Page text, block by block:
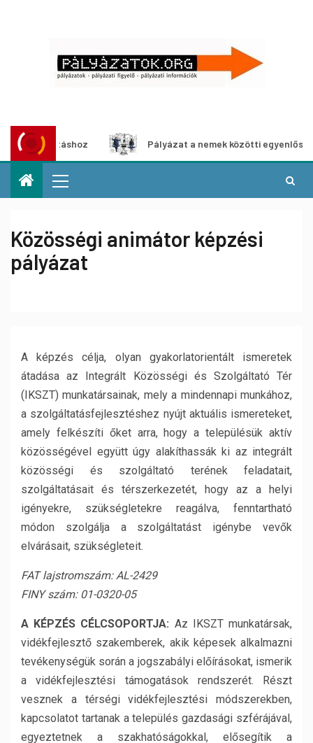
Pályázat a nemek közötti egyenlőség európai
Közösségi animátor képzési
pályázat
A képzés célja, olyan gyakorlatorientált ismeretek
átadása az Integrált Közösségi és Szolgáltató Tér
(IKSZT) munkatársainak, mely a mindennapi munkához,
a szolgáltatásfejlesztéshez nyújt aktuális ismereteket,
amely felkészíti őket arra, hogy a településük aktív
közösségével együtt úgy alakíthassák ki az integrált
közösségi és szolgáltató terének feladatait,
szolgáltatásait és térszerkezetét, hogy az a helyi
igényekre, szükségletekre reagálva, fenntartható
módon szolgálja a szolgáltatást igénybe vevők
elvárásait, szükségleteit.
FAT lajstromszám: AL-2429
FINY szám: 01-0320-05
A KÉPZÉS CÉLCSOPORTJA: Az IKSZT munkatársak,
vidékfejlesztő szakemberek, akik képesek alkalmazni
tevékenységük során a jogszabályi előírásokat, ismerik
a vidékfejlesztési támogatások rendszerét. Részt
vesznek a térségi vidékfejlesztési módszerekben,
kapcsolatot tartanak a település gazdasági szférájával,
egyeztetnek a szakhatóságokkal, elősegítik a